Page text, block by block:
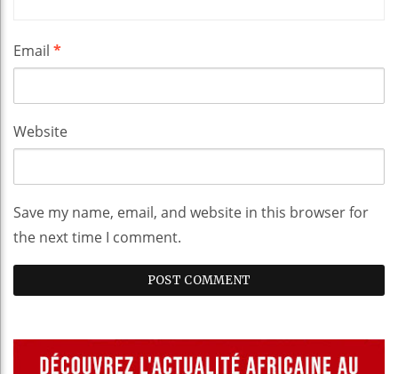
Email *
Website
Save my name, email, and website in this browser for
the next time I comment.